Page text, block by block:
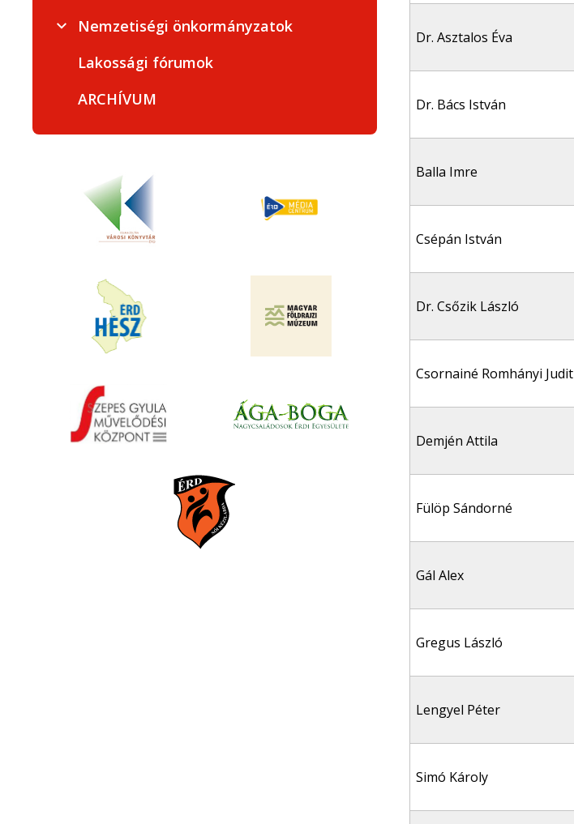
Dr. Asztalos Éva
Dr. Bács István
Balla Imre
Csépán István
Dr. Csőzik László
Csornainé Romhányi Judit
Demjén Attila
Fülöp Sándorné
Gál Alex
Gregus László
Lengyel Péter
Simó Károly
Nemzetiségi önkormányzatok
Lakossági fórumok
ARCHÍVUM